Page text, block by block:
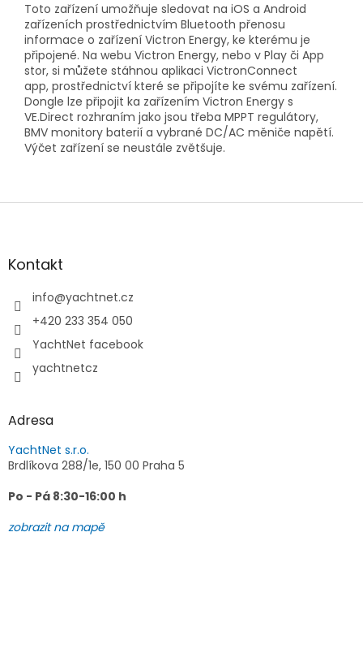
Toto zařízení umožňuje sledovat na iOS a Android
zařízeních prostřednictvím Bluetooth přenosu
informace o zařízení Victron Energy, ke kterému je
připojené. Na webu Victron Energy, nebo v Play či App
stor, si můžete stáhnou aplikaci VictronConnect
app, prostřednictví které se připojíte ke svému zařízení.
Dongle lze připojit ka zařízením Victron Energy s
VE.Direct rozhraním jako jsou třeba MPPT regulátory,
BMV monitory baterií a vybrané DC/AC měniče napětí.
Výčet zařízení se neustále zvětšuje.
Z
aKontakt
info@yachtnet.cz
+420 233 354 050
YachtNet facebook
yachtnetcz
Adresa
YachtNet s.r.o.
Brdlíkova 288/1e, 150 00 Praha 5
Po - Pá 8:30-16:00 h
zobrazit na mapě